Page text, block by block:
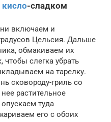
кисло-сладком
включаем и
Цельсия. Дальше
обмакиваем их
слегка убрать
на тарелку.
сковороду-гриль со
растительное
туда
его с обоих